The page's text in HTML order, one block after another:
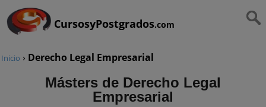
CursosyPostgrados.com
Inicio › Derecho Legal Empresarial
Másters de Derecho Legal
Empresarial